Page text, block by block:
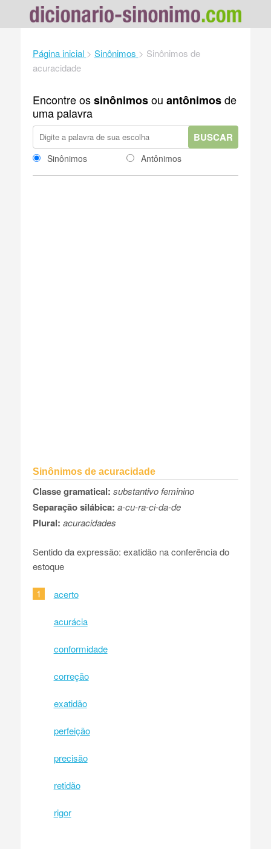
Página inicial > Sinônimos > Sinônimos de
acuracidade
Encontre ossinônimosou antônimosde
uma palavra
BUSCAR
Sinônimos Antônimos
Sinônimos de acuracidade
Classe gramatical: substantivo feminino
Separação silábica: a-cu-ra-ci-da-de
Plural: acuracidades
Sentido da expressão: exatidão na conferência do
estoque
1 acerto
acurácia
conformidade
correção
exatidão
perfeição
precisão
retidão
rigor